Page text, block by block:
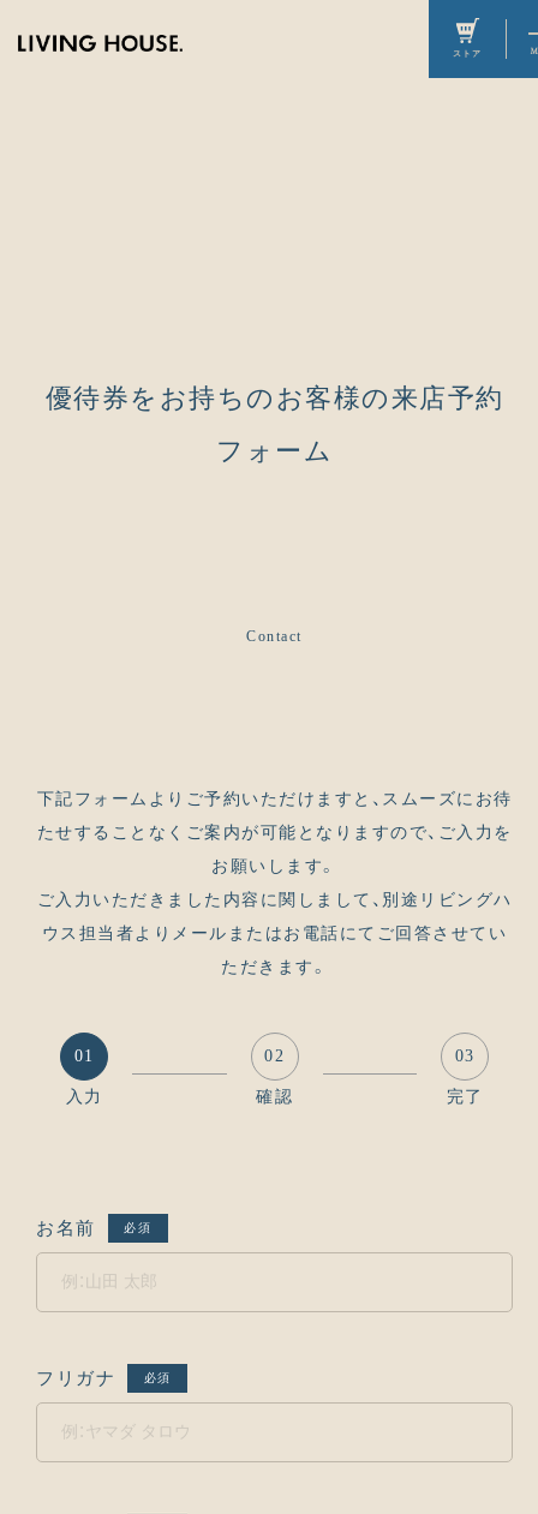
Contact
優待券をお持ちのお客様の来店予約
フォーム
下記フォームよりご予約いただけますと、スムーズにお待
たせすることなくご案内が可能となりますので、ご入力を
お願いします。
ご入力いただきました内容に関しまして、別途リビングハ
ウス担当者よりメールまたはお電話にてご回答させてい
ただきます。
01
入力
02
確認
03
完了
お名前 必須
フリガナ 必須